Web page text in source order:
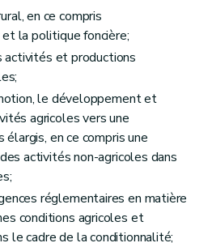
alimentaires pour la jeunesse
de la qualité des produits animaux et végétaux
économique de l'agriculture
en ce compris
la politique foncière;
activités et productions
le développement et
agricoles vers une
en ce compris une
activités non-agricoles dans
réglementaires en matière
conditions agricoles et
le cadre de la conditionnalité;